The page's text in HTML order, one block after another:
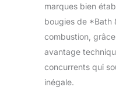
marques bien
bougies de *Bath
combustion,
avantage
concurrents qui
inégale.